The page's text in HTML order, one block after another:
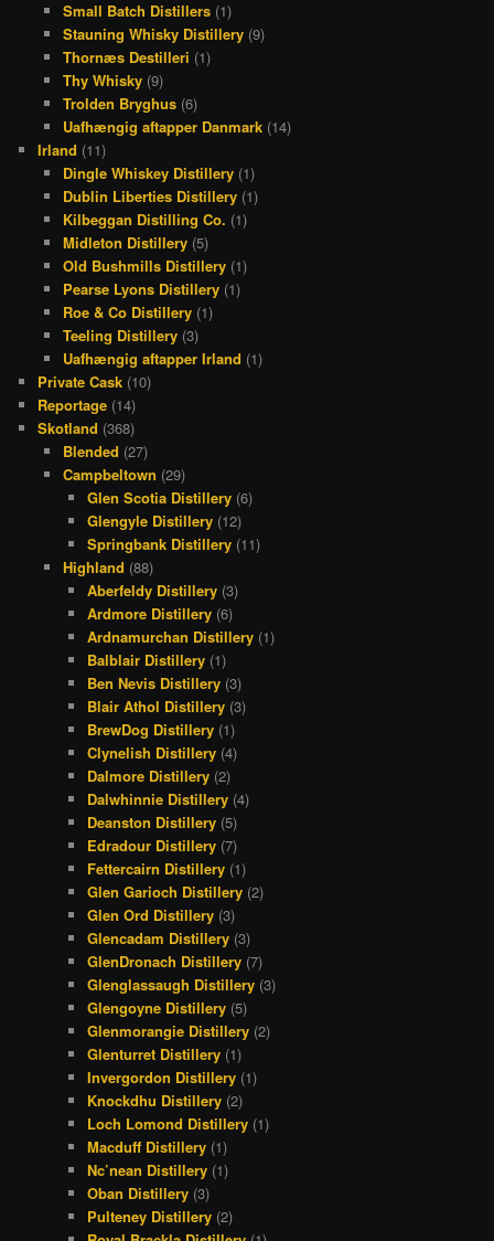
Small Batch Distillers(1)
Stauning Whisky Distillery(9)
Thornæs Destilleri (1)
Thy Whisky(9)
Trolden Bryghus(6)
Uafhængig aftapper Danmark(14)
Irland (11)
Dingle Whiskey Distillery(1)
Dublin Liberties Distillery(1)
Kilbeggan Distilling Co. (1)
Midleton Distillery(5)
Old Bushmills Distillery(1)
Pearse Lyons Distillery(1)
Roe & Co Distillery(1)
Teeling Distillery(3)
Uafhængig aftapper Irland (1)
Private Cask (10)
Reportage (14)
Skotland (368)
Blended (27)
Campbeltown (29)
Glen Scotia Distillery (6)
Glengyle Distillery (12)
Springbank Distillery (11)
Highland (88)
Aberfeldy Distillery (3)
Ardmore Distillery (6)
Ardnamurchan Distillery (1)
Balblair Distillery (1)
Ben Nevis Distillery (3)
Blair Athol Distillery (3)
BrewDog Distillery (1)
Clynelish Distillery (4)
Dalmore Distillery (2)
Dalwhinnie Distillery (4)
Deanston Distillery (5)
Edradour Distillery (7)
Fettercairn Distillery (1)
Glen Garioch Distillery (2)
Glen Ord Distillery (3)
Glencadam Distillery (3)
GlenDronach Distillery (7)
Glenglassaugh Distillery (3)
Glengoyne Distillery (5)
Glenmorangie Distillery (2)
Glenturret Distillery (1)
Invergordon Distillery (1)
Knockdhu Distillery (2)
Loch Lomond Distillery (1)
Macduff Distillery (1)
Nc’nean Distillery (1)
Oban Distillery (3)
Pulteney Distillery (2)